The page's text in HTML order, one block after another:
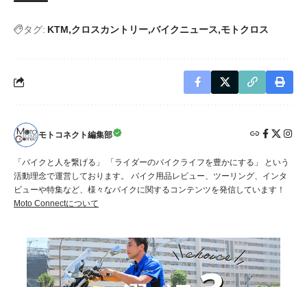
タグ: KTM クロスカントリー バイクニュース モトクロス
モトコネクト編集部
「バイクと人を繋げる」 「ライダーのバイクライフを豊かにする」 という
活動理念で運営しております。 バイク用品レビュー、ツーリング、インタ
ビューや特集など、様々なバイクに関するコンテンツを発信しています！
Moto Connectについて